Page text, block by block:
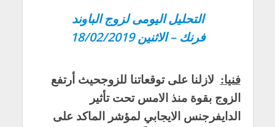
التحليل اليومى لزوج الباوند
فرنك – الاثنين 18/02/2019
فنيا: لازلنا على توقعاتنا للزوجحيث أرتفع
الزوج بقوة منذ الامس تحت تأثير
الدايفرجنس الايجابي لمؤشر الماكد على